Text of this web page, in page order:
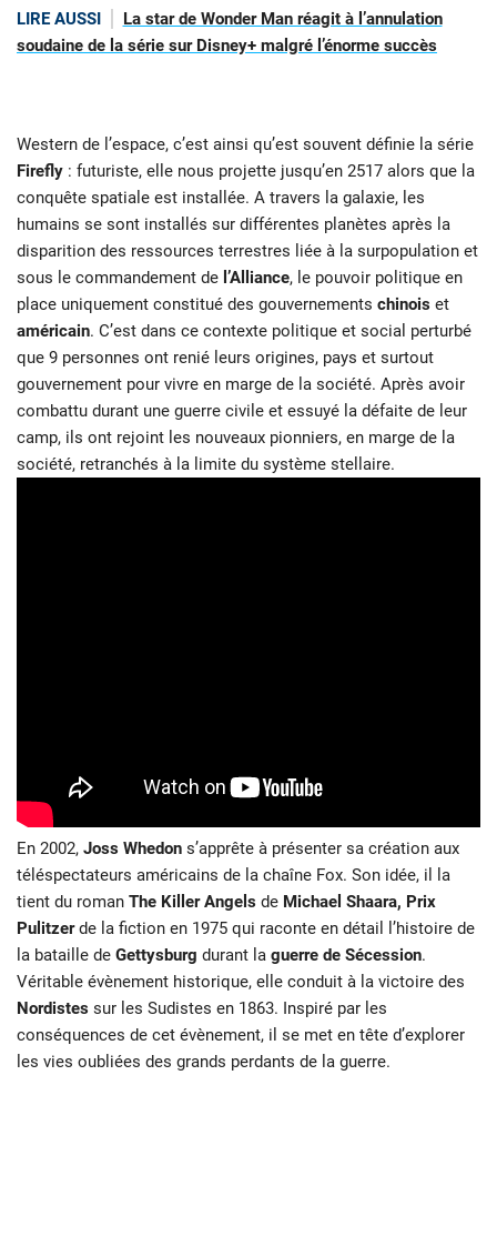
LIRE AUSSI
La star de Wonder Man réagit à l’annulation
soudaine de la série sur Disney+ malgré l’énorme succès
Western de l’espace, c’est ainsi qu’est souvent définie la série
Firefly : futuriste, elle nous projette jusqu’en 2517 alors que la
conquête spatiale est installée. A travers la galaxie, les
humains se sont installés sur différentes planètes après la
disparition des ressources terrestres liée à la surpopulation et
sous le commandement de l’Alliance, le pouvoir politique en
place uniquement constitué des gouvernements chinois et
américain. C’est dans ce contexte politique et social perturbé
que 9 personnes ont renié leurs origines, pays et surtout
gouvernement pour vivre en marge de la société. Après avoir
combattu durant une guerre civile et essuyé la défaite de leur
camp, ils ont rejoint les nouveaux pionniers, en marge de la
société, retranchés à la limite du système stellaire.
En 2002, Joss Whedon s’apprête à présenter sa création aux
téléspectateurs américains de la chaîne Fox. Son idée, il la
tient du roman The Killer Angels de Michael Shaara, Prix
Pulitzerde la fiction en 1975 qui raconte en détail l’histoire de
la bataille de Gettysburg durant la guerre de Sécession.
Véritable évènement historique, elle conduit à la victoire des
Nordistes sur les Sudistes en 1863. Inspiré par les
conséquences de cet évènement, il se met en tête d’explorer
les vies oubliées des grands perdants de la guerre.